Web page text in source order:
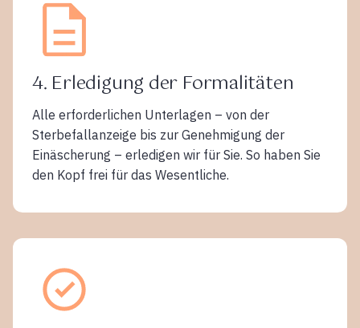
4. Erledigung der Formalitäten
Alle erforderlichen Unterlagen – von der
Sterbefallanzeige bis zur Genehmigung der
Einäscherung – erledigen wir für Sie. So haben Sie
den Kopf frei für das Wesentliche.